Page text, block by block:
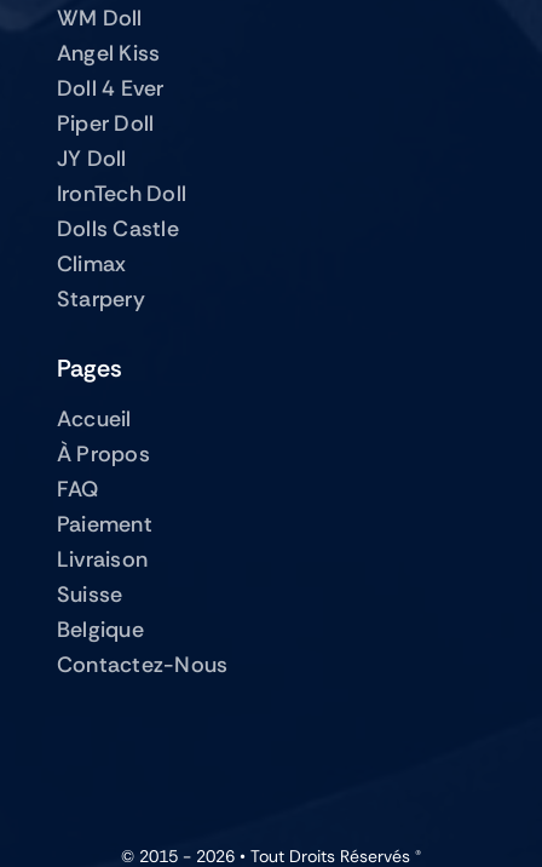
WM Doll
Angel Kiss
Doll 4 Ever
Piper Doll
JY Doll
IronTech Doll
Dolls Castle
Climax
Starpery
Pages
Accueil
À Propos
FAQ
Paiement
Livraison
Suisse
Belgique
Contactez-Nous
© 2015 - 2026 • Tout Droits Réservés ®